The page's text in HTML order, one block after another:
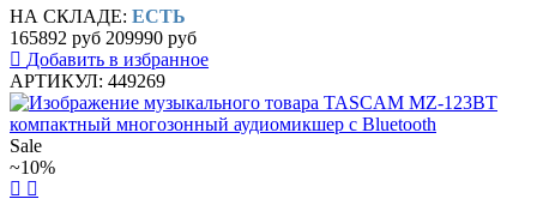
НА СКЛАДЕ: ЕСТЬ
165892 руб 209990 руб
Добавить в избранное
АРТИКУЛ: 449269
Sale
~10%